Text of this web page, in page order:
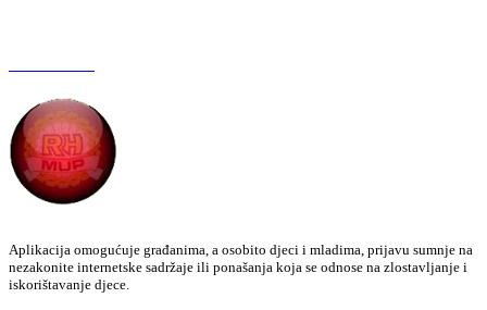
Aplikacija omogućuje građanima, a osobito djeci i mladima, prijavu sumnje na
nezakonite internetske sadržaje ili ponašanja koja se odnose na zlostavljanje i
iskorištavanje djece.